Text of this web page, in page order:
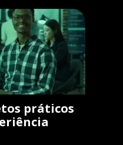
práticos